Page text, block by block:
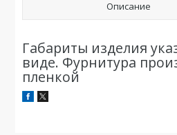
Описание
Габариты изделия
виде. Фурнитура
пленкой